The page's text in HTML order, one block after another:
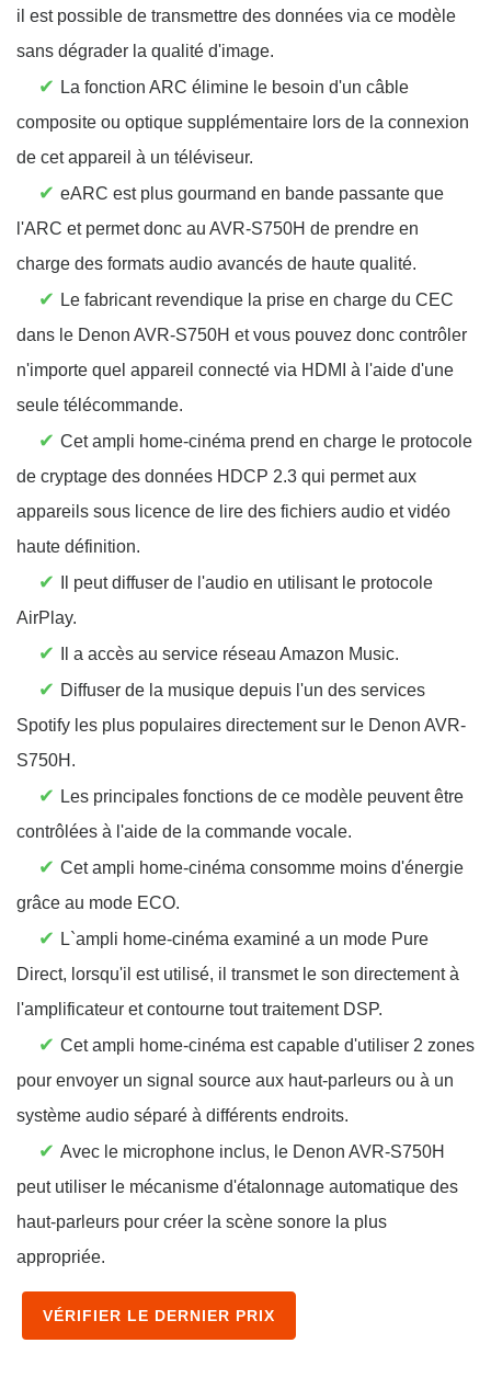
il est possible de transmettre des données via ce modèle
sans dégrader la qualité d'image.
✔ La fonction ARC élimine le besoin d'un câble
composite ou optique supplémentaire lors de la connexion
de cet appareil à un téléviseur.
✔ eARC est plus gourmand en bande passante que
l'ARC et permet donc au AVR-S750H de prendre en
charge des formats audio avancés de haute qualité.
✔ Le fabricant revendique la prise en charge du CEC
dans le Denon AVR-S750H et vous pouvez donc contrôler
n'importe quel appareil connecté via HDMI à l'aide d'une
seule télécommande.
✔ Cet ampli home-cinéma prend en charge le protocole
de cryptage des données HDCP 2.3 qui permet aux
appareils sous licence de lire des fichiers audio et vidéo
haute définition.
✔
Il peut diffuser de l'audio en utilisant le protocole
AirPlay.
✔ Il a accès au service réseau Amazon Music.
✔ Diffuser de la musique depuis l'un des services
Spotify les plus populaires directement sur le Denon AVR-
S750H.
✔ Les principales fonctions de ce modèle peuvent être
contrôlées à l'aide de la commande vocale.
✔ Cet ampli home-cinéma consomme moins d'énergie
grâce au mode ECO.
✔ L`ampli home-cinéma examiné a un mode Pure
Direct, lorsqu'il est utilisé, il transmet le son directement à
l'amplificateur et contourne tout traitement DSP.
✔ Cet ampli home-cinéma est capable d'utiliser 2 zones
pour envoyer un signal source aux haut-parleurs ou à un
système audio séparé à différents endroits.
✔ Avec le microphone inclus, le Denon AVR-S750H
peut utiliser le mécanisme d'étalonnage automatique des
haut-parleurs pour créer la scène sonore la plus
appropriée.
VÉRIFIER LE DERNIER PRIX